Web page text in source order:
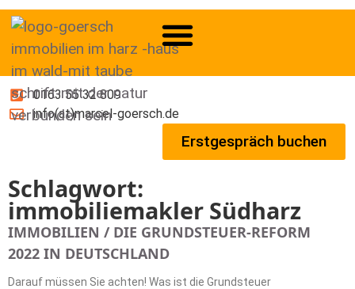
0163 55 32 809
info(at)marcel-goersch.de
Erstgespräch buchen
Schlagwort:
immobiliemakler Südharz
IMMOBILIEN / DIE GRUNDSTEUER-REFORM
2022 IN DEUTSCHLAND
Darauf müssen Sie achten! Was ist die Grundsteuer